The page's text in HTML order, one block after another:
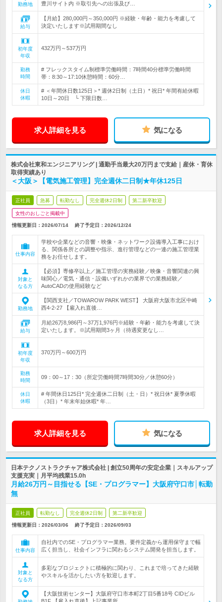
勤務地
豊川サイト内 ※取引先への出張及び…
給与
【月給】280,000円～350,000円 ※経験・年齢・能力を考慮して
決定いたします※試用期間なし
初年度
年収
432万円～537万円
勤務
時間
# フレックスタイム制標準労働時間：7時間40分標準労働時間
帯：8:30～17:10休憩時間：60分…
休日
休暇
# ＜年間休日数125日＞* 週休2日制（土日）* 祝日* 年間有給休暇
10日～20日 └ 下限日数…
求人詳細を見る 気になる
株式会社東和エンジニアリング | 通勤手当最大20万円まで支給｜産休・育休
取得実績あり
＜大阪＞【電気施工管理】完全週休二日制★年休125日
正社員 急募 転勤なし 完全週休2日制 第二新卒歓迎
女性のおしごと掲載中
情報更新日：2026/07/14 終了予定日： 2026/12/24
仕事内容
学校や企業などの音響・映像・ネットワーク設備導入工事におけ
る、関係各所との調整や指示、進行管理などの一連の施工管理業
務をお任せします。
対象と
なる方
【必須】専修卒以上／施工管理の実務経験／映像・音響関連の興
味関心／電気・通信・設備いずれかの業界での業務経験／
AutoCADの使用経験など
勤務地
【関西支社／TOWAROW PARK WEST】 大阪府大阪市北区中崎
西4-2-27 【雇入れ直後…
給与
月給26万8,986円～37万1,976円※経験・年齢・能力を考慮して決
定いたします。※試用期間3ヶ月（待遇変更なし…
初年度
年収
370万円～600万円
勤務
時間
09：00～17：30（所定労働時間7時間30分／休憩60分）
休日
休暇
# 年間休日125日* 完全週休二日制（土・日）* 祝日休* 夏季休暇
（3日）* 年末年始休暇* 年…
求人詳細を見る 気になる
日本テクノストラクチャア株式会社 | 創立50周年の安定企業｜スキルアップ
支援充実｜月平均残業15.0h
月給26万円～目指せる【SE・プログラマー】大阪府守口市│転勤
無
正社員 転勤なし 完全週休2日制 第二新卒歓迎
情報更新日：2026/03/06 終了予定日： 2026/09/03
仕事内容
自社内でのSE・プログラマー業務。要件定義から運用保守まで幅
広く担当し、社会インフラに関わるシステム開発を担当します。
対象と
なる方
多彩なプロジェクトに積極的に関わり、これまで培ってきた経験
やスキルを活かしたい方を歓迎します。
【大阪技術センター】大阪府守口市本町2丁目5番18号 CIDビル